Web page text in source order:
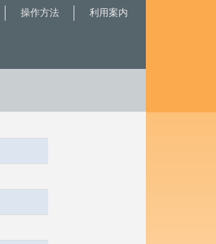
利用案内
操作方法